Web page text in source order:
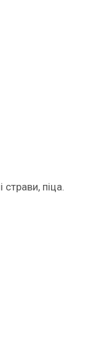
страви, піца.